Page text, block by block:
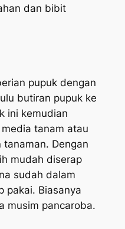
dan bibit
pupuk dengan
butiran pupuk ke
ini kemudian
tanam atau
Dengan
mudah diserap
sudah dalam
pakai. Biasanya
musim pancaroba.